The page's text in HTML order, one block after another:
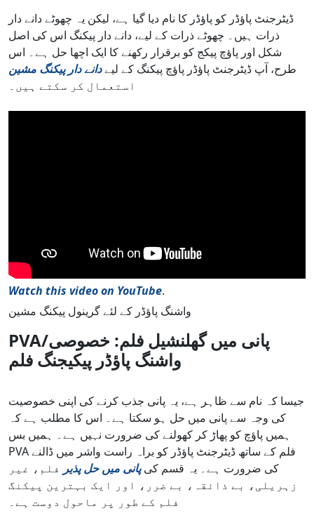
ڈیٹرجنٹ پاؤڈر کو پاؤڈر کا نام دیا گیا ہے، لیکن یہ چھوٹے دانے دار
ذرات ہیں۔ چھوٹے ذرات کے لیے، دانے دار پیکنگ اس کی اصل
شکل اور پاؤچ پیکج کو برقرار رکھنے کا ایک اچھا حل ہے۔ اس
طرح، آپ ڈیٹرجنٹ پاؤڈر پاؤچ پیکنگ کے لیےدانے دار پیکنگ مشین
استعمال کر سکتے ہیں۔
Watch this video on YouTube.
واشنگ پاؤڈر کے لئے گرینول پیکنگ مشین
PVA/پانی میں گھلنشیل فلم: خصوصی
واشنگ پاؤڈر پیکیجنگ فلم
جیسا کہ نام سے ظاہر ہے، یہ پانی جذب کرنے کی اپنی خصوصیت
کی وجہ سے پانی میں حل ہو سکتا ہے۔ اس کا مطلب ہے کہ
ہمیں پاؤچ کو پھاڑ کر کھولنے کی ضرورت نہیں ہے۔ ہمیں بس
PVA فلم کے ساتھ ڈیٹرجنٹ پاؤڈر کو براہ راست واشر میں ڈالنے
کی ضرورت ہے۔ یہ قسم کیپانی میں حل پذیر فلم، غیر
زہریلی، بے ذائقہ، بے ضرر، اور ایک بہترین پیکنگ
فلم کے طور پر ماحول دوست ہے۔